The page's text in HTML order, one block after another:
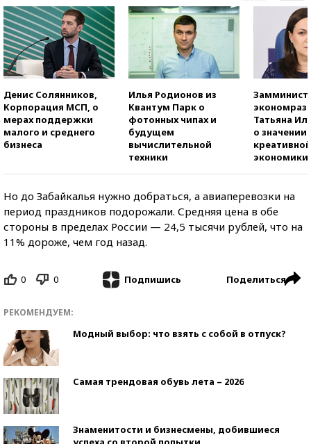
Денис Солянников,
Корпорация МСП, о
мерах поддержки
малого и среднего
бизнеса
Илья Родионов из
Квантум Парк о
фотонных чипах и
будущем
вычислительной
техники
Татьяна
о значении
креативной
экономики
Но до Забайкалья нужно добраться, а авиаперевозки на
период праздников подорожали. Средняя цена в обе
стороны в пределах России — 24,5 тысячи рублей, что на
11% дороже, чем год назад.
0 0 Подпишись Поделиться
РЕКОМЕНДУЕМ:
Модный выбор: что взять с собой в отпуск?
Самая трендовая обувь лета – 2026
Знаменитости и бизнесмены, добившиеся